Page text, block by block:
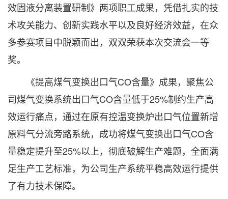
效固液分离装置研制》两项职工成果，凭借扎实的技
术攻关能力、创新实践水平以及良好经济效益，在众
多参赛项目中脱颖而出，双双荣获本次交流会一等
奖。
《提高煤气变换出口气CO含量》成果，聚焦公
司煤气变换系统出口气CO含量低于25%制约生产高
效运行痛点，通过在原有控温变换炉出口气位置新增
原料气分流旁路系统，成功将煤气变换出口气CO含
量稳定提升至25%以上，彻底破解生产难题，全面满
足生产工艺标准，为公司生产系统平稳高效运行提供
了有力技术保障。